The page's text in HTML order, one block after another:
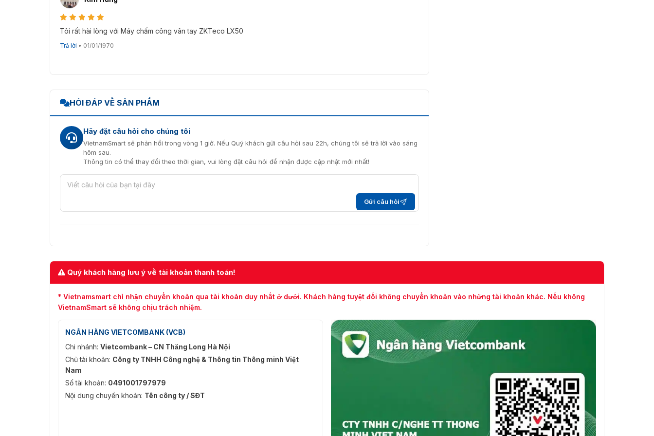
ZK LX 50 phù hợp với các tổ chức như thế nào?
đảm bảo các tính năng cơ bản.
Các văn phòng dịch vụ, công ty tài chính, kế toán.
Nhà máy, xưởng sản xuất nhỏ như thủ công mỹ nghệ, gia công cơ khí nhỏ.
Các trung tâm đào tạo giáo dục.
Tôi rất hài lòng với Máy chấm công vân tay ZKTeco LX50
Trả lời • 01/01/1970
HỎI ĐÁP VỀ SẢN PHẨM
Hãy đặt câu hỏi cho chúng tôi
VietnamSmart sẽ phản hồi trong vòng 1 giờ. Nếu Quý khách gửi câu hỏi sau 22h, chúng tôi sẽ trả lời vào sáng
hôm sau.
Thông tin có thể thay đổi theo thời gian, vui lòng đặt câu hỏi để nhận được cập nhật mới nhất!
Gửi câu hỏi
Quý khách hàng lưu ý về tài khoản thanh toán!
* Vietnamsmart chỉ nhận chuyển khoản qua tài khoản duy nhất ở dưới. Khách hàng tuyệt đối không chuyển khoản vào những tài khoản khác. Nếu không
VietnamSmart sẽ không chịu trách nhiệm.
NGÂN HÀNG VIETCOMBANK (VCB)
Chi nhánh: Vietcombank – CN Thăng Long Hà Nội
Chủ tài khoản: Công ty TNHH Công nghệ & Thông tin Thông minh Việt
Nam
Số tài khoản: 0491001797979
Nội dung chuyển khoản: Tên công ty / SĐT